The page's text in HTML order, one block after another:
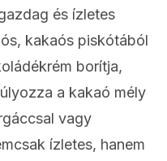
és ízletes
kakaós piskótából
borítja,
a kakaó mély
vagy
ízletes, hanem